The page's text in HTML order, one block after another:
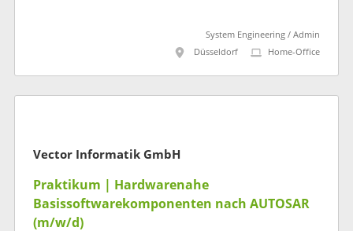
System Engineering / Admin
Düsseldorf
Home-Office
Vector Informatik GmbH
Praktikum | Hardwarenahe
Basissoftwarekomponenten nach AUTOSAR
(m/w/d)